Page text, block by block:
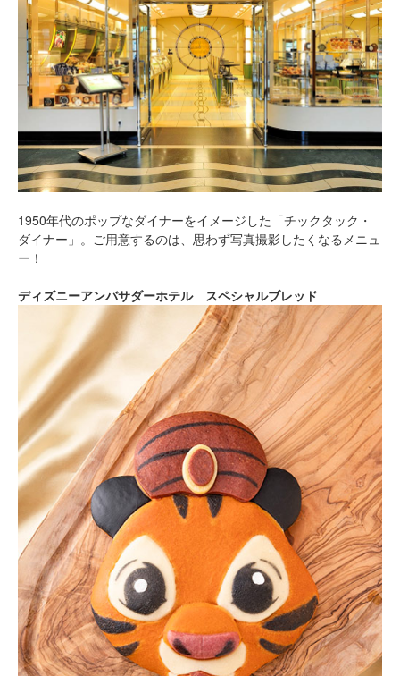
1950年代のポップなダイナーをイメージした「チックタック・
ダイナー」。ご用意するのは、思わず写真撮影したくなるメニュ
ー！
ディズニーアンバサダーホテル スペシャルブレッド